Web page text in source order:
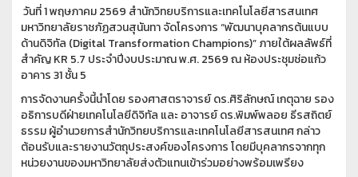
วันที่ 1 พฤษภาคม 2569 สำนักวิทยบริการและเทคโนโลยีสารสนเทศ
มหาวิทยาลัยราชภัฏสวนสุนันทา จัดโครงการ “พัฒนาบุคลากรต้นแบบ
ด้านดิจิทัล (Digital Transformation Champions)” ภายใต้ผลลัพธ์ที่
สำคัญ KR 5.7 ประจำปีงบประมาณ พ.ศ. 2569 ณ ห้องประชุมช่อแก้ว
อาคาร 31 ชั้น 5
การจัดงานครั้งนี้นำโดย รองศาสตราจารย์ ดร.ศิริลักษณ์ เกตุฉาย รอง
อธิการบดีฝ่ายเทคโนโลยีดิจิทัล และ อาจารย์ ดร.พิมพ์พลอย ธีรสถิตย์
ธรรม ผู้อำนวยการสำนักวิทยบริการและเทคโนโลยีสารสนเทศ กล่าว
ต้อนรับและรายงานวัตถุประสงค์ของโครงการ โดยมีบุคลากรจากทุก
หน่วยงานของมหาวิทยาลัยส่งตัวแทนเข้าร่วมอย่างพร้อมเพรียง